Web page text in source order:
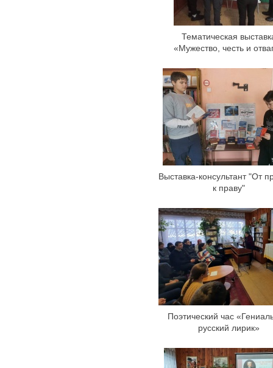
Тематическая
«Мужество, честь и
Выставка-консультант "От
к праву"
Поэтический час
русский лирик»